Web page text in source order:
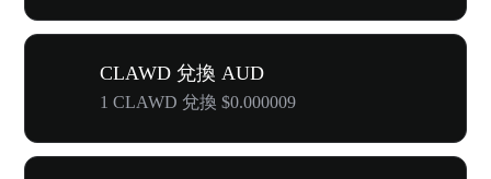
CLAWD 兌換 AUD
1 CLAWD 兌換 $0.000009